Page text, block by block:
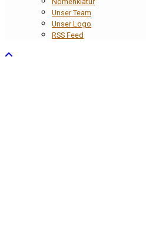
Unser Team
Unser Logo
RSS Feed